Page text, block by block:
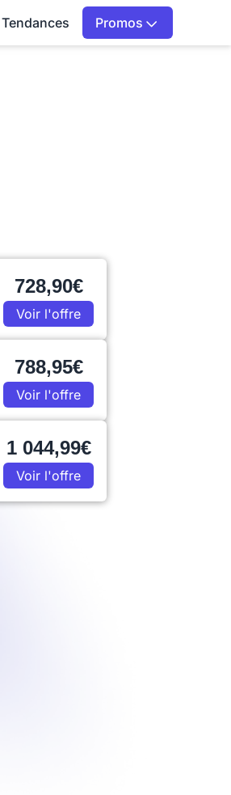
Tendances Promos
728,90€
Voir l'offre
788,95€
Voir l'offre
1 044,99€
Voir l'offre